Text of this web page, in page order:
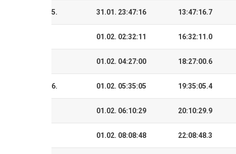
5. 31.01. 23:47:16 13:47:16.7
01.02. 02:32:11 16:32:11.0
01.02. 04:27:00 18:27:00.6
6. 01.02. 05:35:05 19:35:05.4
01.02. 06:10:29 20:10:29.9
01.02. 08:08:48 22:08:48.3